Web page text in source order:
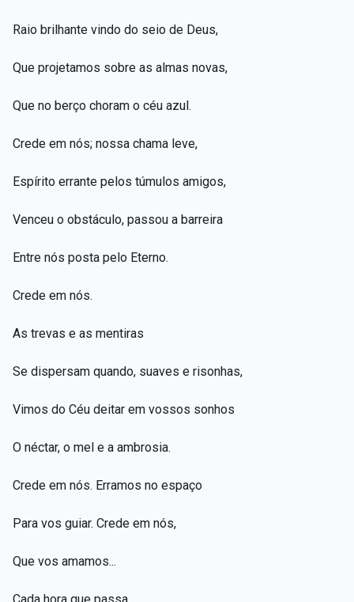
Raio brilhante vindo do seio de Deus,
Que projetamos sobre as almas novas,
Que no berço choram o céu azul.
Crede em nós; nossa chama leve,
Espírito errante pelos túmulos amigos,
Venceu o obstáculo, passou a barreira
Entre nós posta pelo Eterno.
Crede em nós.
As trevas e as mentiras
Se dispersam quando, suaves e risonhas,
Vimos do Céu deitar em vossos sonhos
O néctar, o mel e a ambrosia.
Crede em nós. Erramos no espaço
Para vos guiar. Crede em nós,
Que vos amamos...